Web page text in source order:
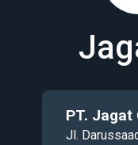
PT. Jagat
Jl.